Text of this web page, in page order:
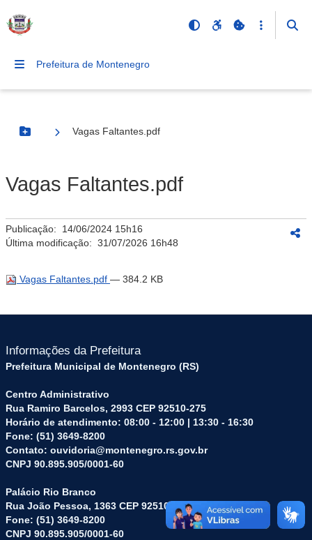
Prefeitura de Montenegro
Botão Menu
Vagas Faltantes.pdf
Vagas Faltantes.pdf
Publicação: 14/06/2024 15h16
Última modificação: 31/07/2026 16h48
Vagas Faltantes.pdf — 384.2 KB
Informações da Prefeitura
Prefeitura Municipal de Montenegro (RS)
Centro Administrativo
Rua Ramiro Barcelos, 2993 CEP 92510-275
Horário de atendimento: 08:00 - 12:00 | 13:30 - 16:30
Fone: (51) 3649-8200
Contato: ouvidoria@montenegro.rs.gov.br
CNPJ 90.895.905/0001-60
Palácio Rio Branco
Rua João Pessoa, 1363 CEP 92510-045
Fone: (51) 3649-8200
CNPJ 90.895.905/0001-60